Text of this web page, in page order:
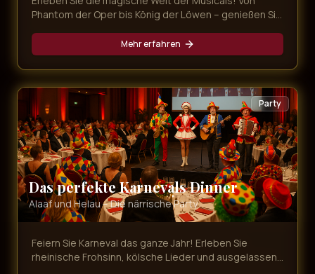
Phantom der Oper bis König der Löwen – genießen Sie
dargeboten von erstklassigen Künstlern.
Mehr erfahren
Party
Das perfekte Karnevals Dinner
Alaaf und Helau – Die närrische Party
Feiern Sie Karneval das ganze Jahr! Erleben Sie
rheinische Frohsinn, kölsche Lieder und ausgelassene